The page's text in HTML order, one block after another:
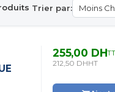
Trier par:
255,00 DH
212,50 DHHT